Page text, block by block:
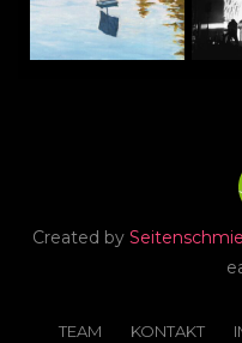
Created by
TEAM KONTAKT